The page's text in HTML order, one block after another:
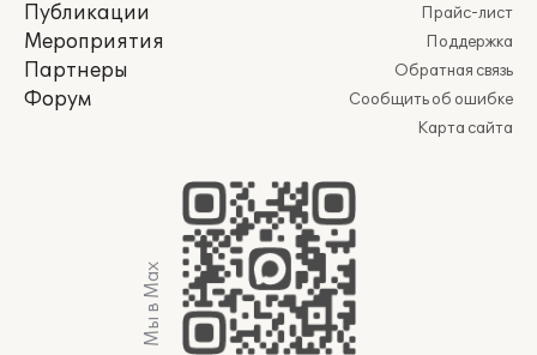
Публикации
Мероприятия
Партнеры
Форум
Прайс-лист
Поддержка
Обратная связь
Сообщить об ошибке
Карта сайта
Мы в Max